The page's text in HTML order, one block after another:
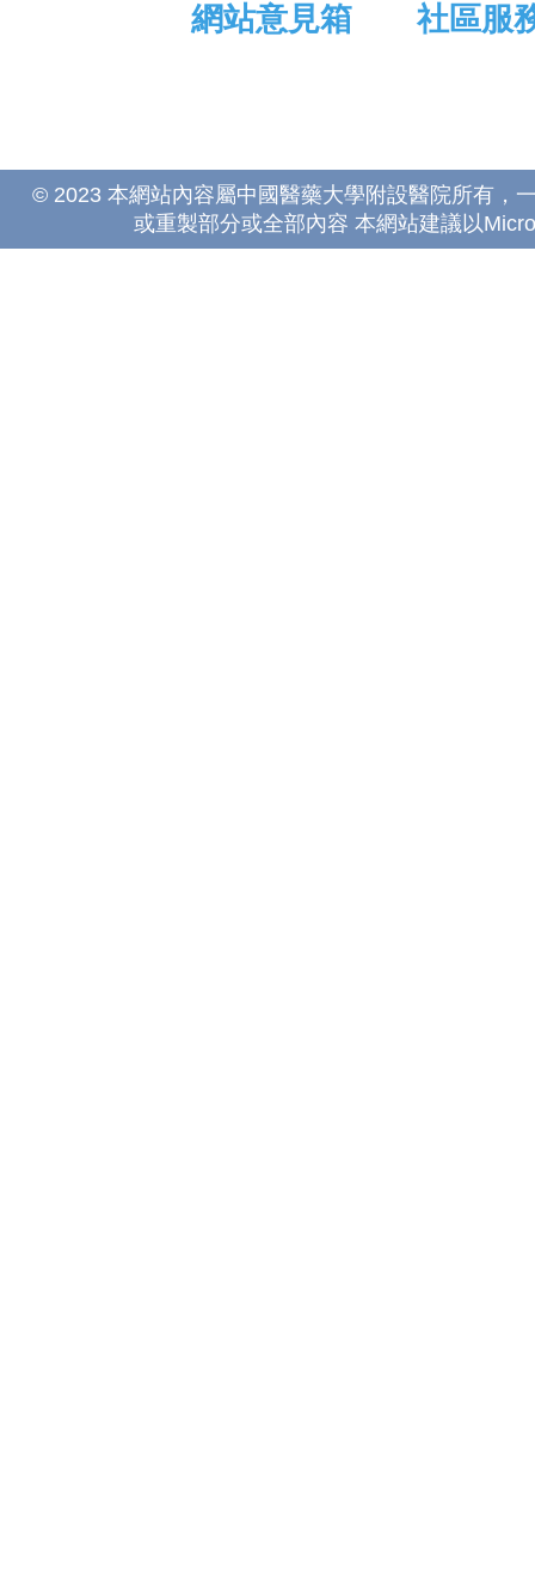
網站意見箱 社區服
© 2023 本網站內容屬中國醫藥大學附設醫院所有，
或重製部分或全部內容 本網站建議以